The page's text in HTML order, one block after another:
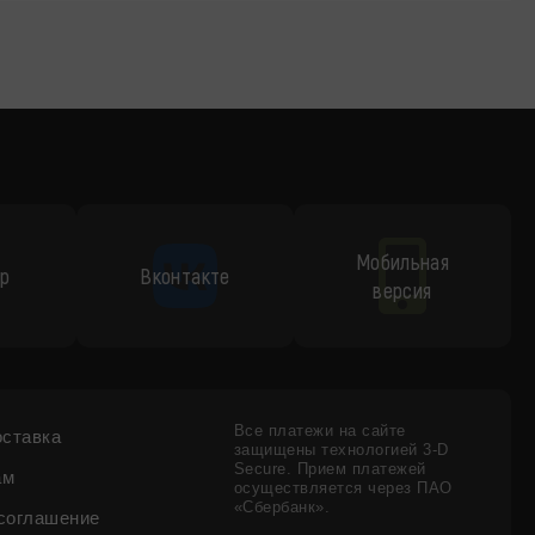
Вконтакте
Мобильная
версия
Все платежи на сайте
защищены технологией 3-D
Secure. Прием платежей
осуществляется через ПАО
«Сбербанк».